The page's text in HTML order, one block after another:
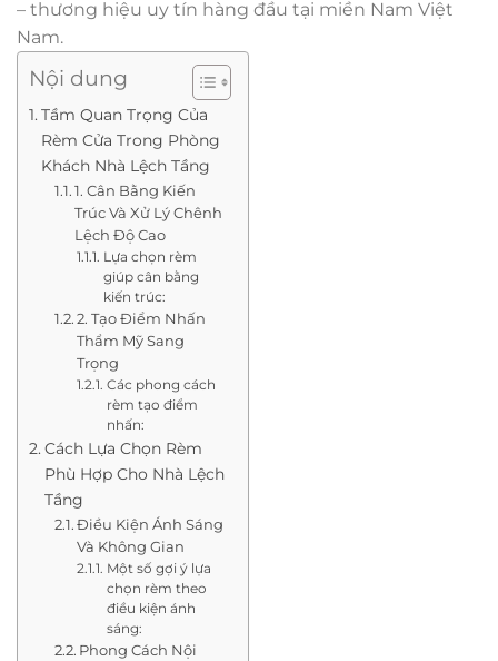
– thương hiệu uy tín hàng đầu tại miền Nam Việt
Nam.
Nội dung
Tầm Quan Trọng Của
Rèm Cửa Trong Phòng
Khách Nhà Lệch Tầng
1. Cân Bằng Kiến
Trúc Và Xử Lý Chênh
Lệch Độ Cao
Lựa chọn rèm
giúp cân bằng
kiến trúc:
2. Tạo Điểm Nhấn
Thẩm Mỹ Sang
Trọng
Các phong cách
rèm tạo điểm
nhấn:
Cách Lựa Chọn Rèm
Phù Hợp Cho Nhà Lệch
Tầng
Điều Kiện Ánh Sáng
Và Không Gian
Một số gợi ý lựa
chọn rèm theo
điều kiện ánh
sáng:
Phong Cách Nội